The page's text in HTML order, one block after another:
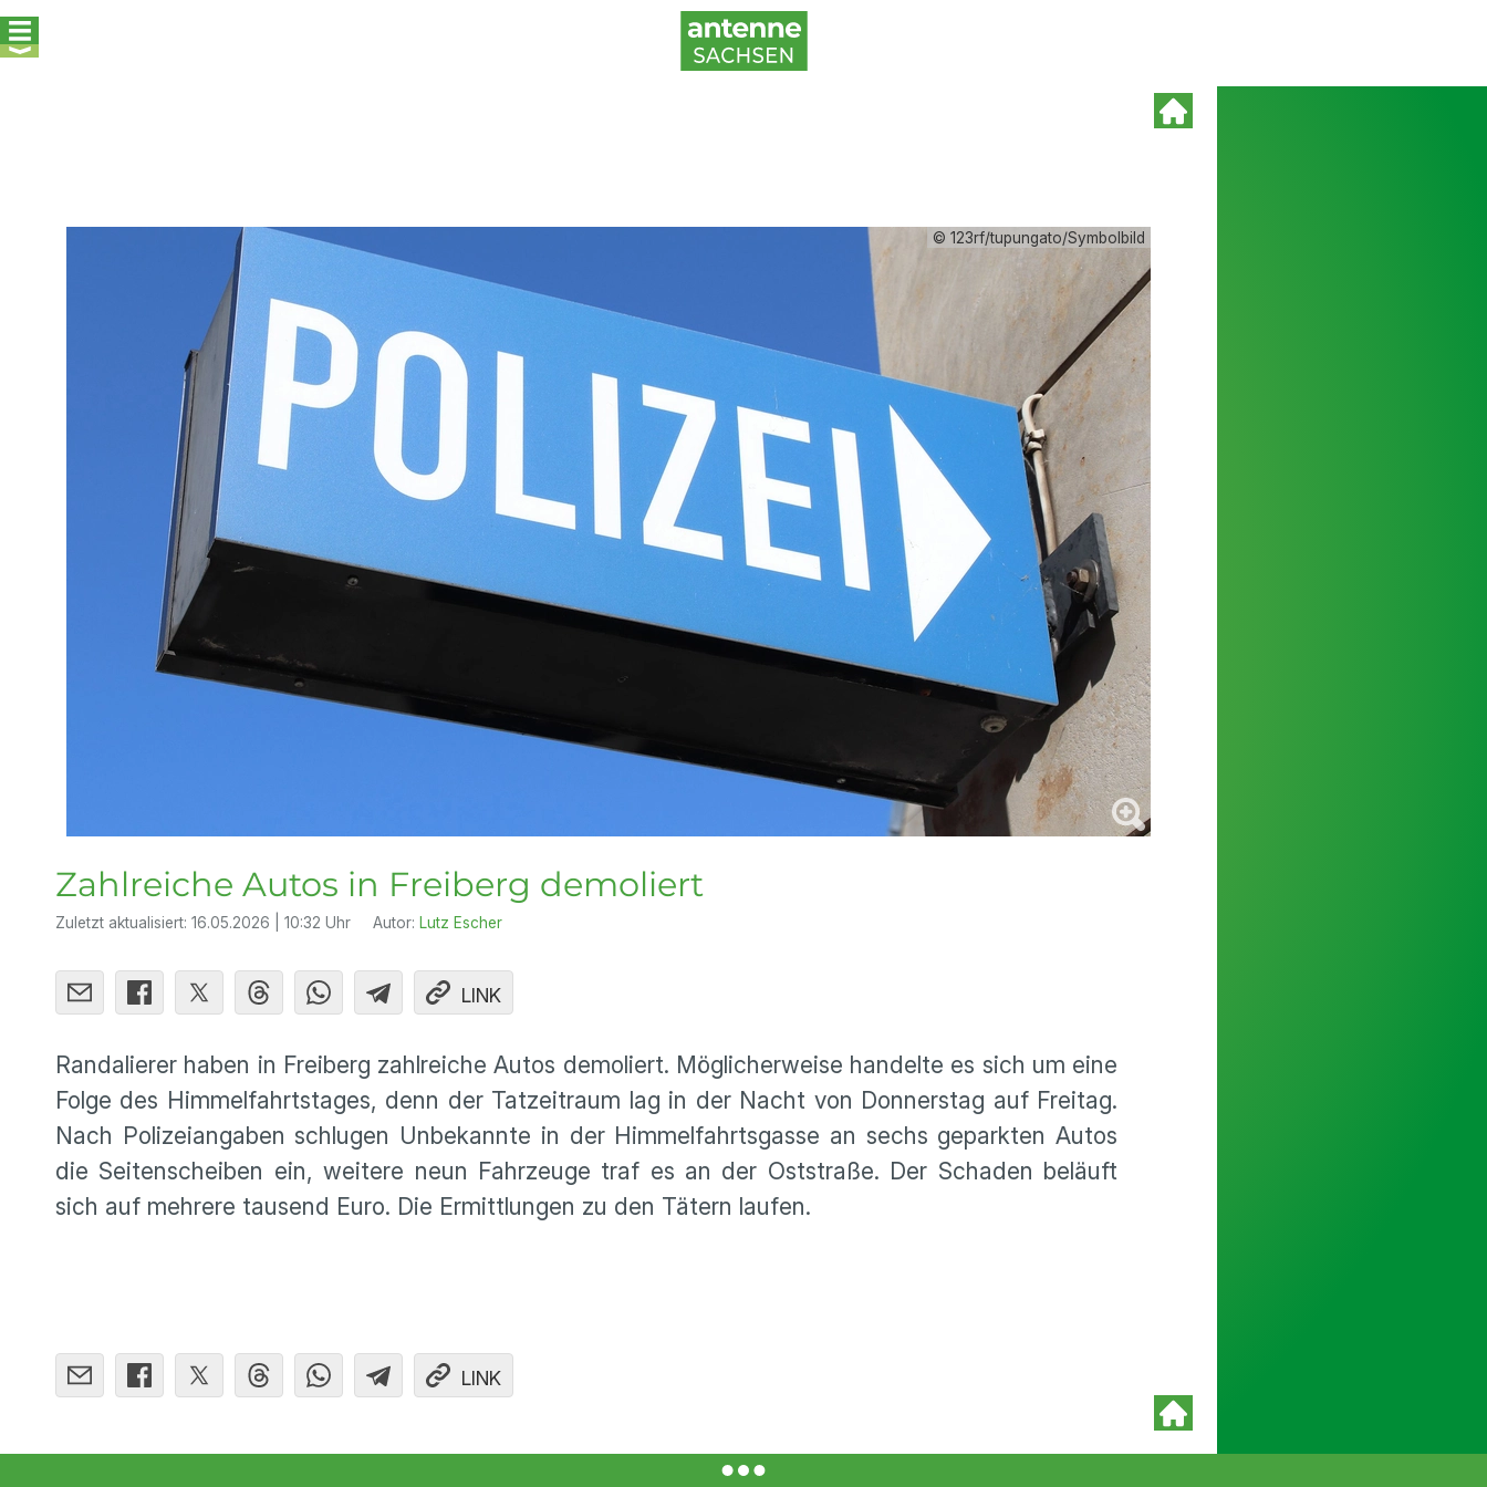
© 123rf/tupungato/Symbolbild
Zahlreiche Autos in Freiberg demoliert
Zuletzt aktualisiert: 16.05.2026 | 10:32 Uhr Autor: Lutz Escher
LINK
Randalierer haben in Freiberg zahlreiche Autos demoliert. Möglicherweise handelte es sich um eine
Folge des Himmelfahrtstages, denn der Tatzeitraum lag in der Nacht von Donnerstag auf Freitag.
Nach Polizeiangaben schlugen Unbekannte in der Himmelfahrtsgasse an sechs geparkten Autos
die Seitenscheiben ein, weitere neun Fahrzeuge traf es an der Oststraße. Der Schaden beläuft
sich auf mehrere tausend Euro. Die Ermittlungen zu den Tätern laufen.
LINK